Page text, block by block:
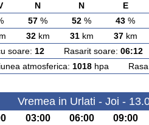
N N E
57 % 52 % 43 %
32km 31km 37km
soare: 12Rasarit soare: 06:12
atmosferica: 1018hpa
Vremea in Urlati - Joi -
03:00 06:00 09:00